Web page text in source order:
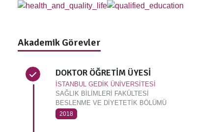
Akademik Görevler
DOKTOR ÖĞRETİM ÜYESİ
İSTANBUL GEDİK ÜNİVERSİTESİ
SAĞLIK BİLİMLERİ FAKÜLTESİ
BESLENME VE DİYETETİK BÖLÜMÜ
2018